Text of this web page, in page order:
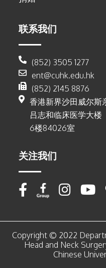
联系我们
(852) 3505 1277
ent@cuhk.edu.hk
(852) 2145 8876
香港新界沙田威尔斯
吕志和临床医学大楼
6楼84026室
关注我们
Copyright © 2022
Head and Neck
Chinese